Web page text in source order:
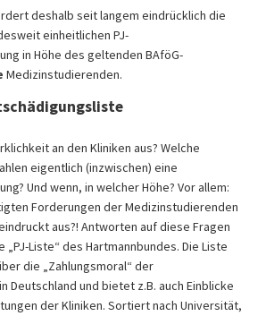
deshalb seit langem eindrücklich die
einheitlichen PJ-
in Höhe des geltenden BAföG-
Medizinstudierenden.
an den Kliniken aus? Welche
eigentlich (inzwischen) eine
Und wenn, in welcher Höhe? Vor allem:
Forderungen der Medizinstudierenden
aus?! Antworten auf diese Fragen
Liste“ des Hartmannbundes. Die Liste
die „Zahlungsmoral“ der
Deutschland und bietet z.B. auch Einblicke
der Kliniken. Sortiert nach Universität,